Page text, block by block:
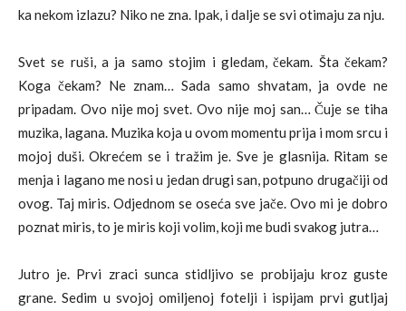
ka nekom izlazu? Niko ne zna. Ipak, i dalje se svi otimaju za nju.
Svet se ruši, a ja samo stojim i gledam, čekam. Šta čekam?
Koga čekam? Ne znam… Sada samo shvatam, ja ovde ne
pripadam. Ovo nije moj svet. Ovo nije moj san… Čuje se tiha
muzika, lagana. Muzika koja u ovom momentu prija i mom srcu i
mojoj duši. Okrećem se i tražim je. Sve je glasnija. Ritam se
menja i lagano me nosi u jedan drugi san, potpuno drugačiji od
ovog. Taj miris. Odjednom se oseća sve jače. Ovo mi je dobro
poznat miris, to je miris koji volim, koji me budi svakog jutra…
Jutro je. Prvi zraci sunca stidljivo se probijaju kroz guste
grane. Sedim u svojoj omiljenoj fotelji i ispijam prvi gutljaj